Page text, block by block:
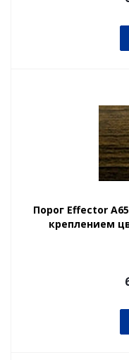
Порог Effector
креплением